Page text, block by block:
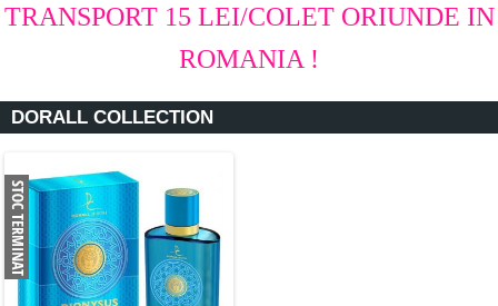
TRANSPORT 15 LEI/COLET ORIUNDE IN
ROMANIA !
DORALL COLLECTION